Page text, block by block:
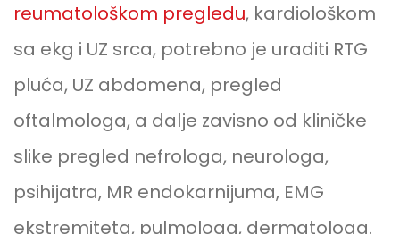
reumatološkom pregledu, kardiološkom
sa ekg i UZ srca, potrebno je uraditi RTG
pluća, UZ abdomena, pregled
oftalmologa, a dalje zavisno od kliničke
slike pregled nefrologa, neurologa,
psihijatra, MR endokarnijuma, EMG
ekstremiteta, pulmologa, dermatologa.